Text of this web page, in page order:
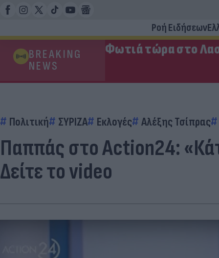
Ροή Ειδήσεων
BREAKING
NEWS
Φωτιά τώρα στο
Πολιτική ΣΥΡΙΖΑ Εκλογές Αλέξης Τσίπρας
Παππάς στο Action24:
Δείτε το video